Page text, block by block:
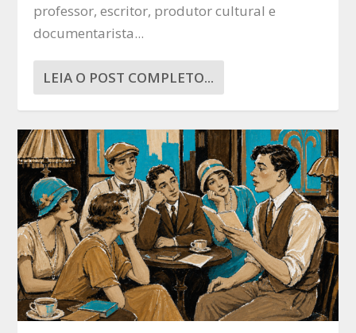
professor, escritor, produtor cultural e
documentarista...
LEIA O POST COMPLETO...